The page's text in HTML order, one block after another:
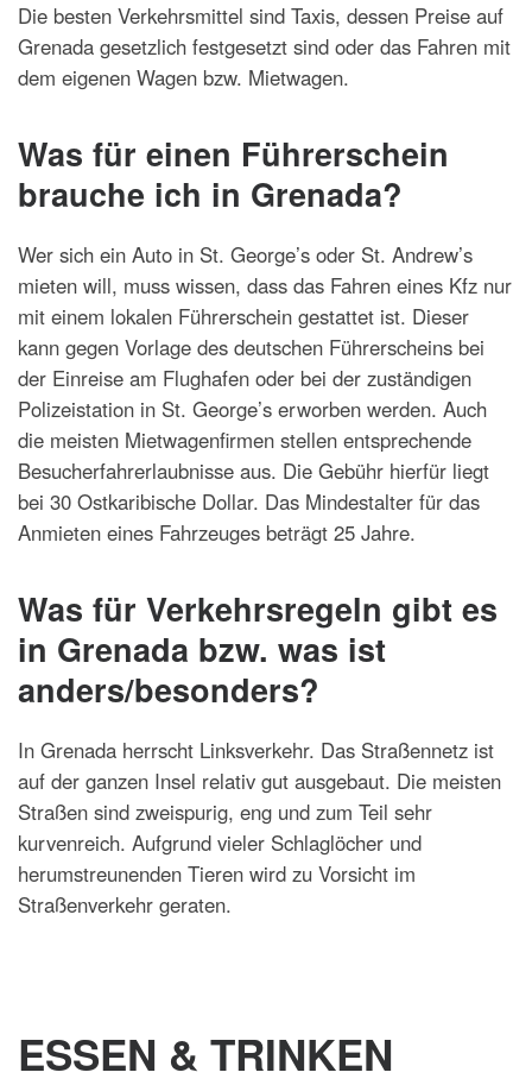
Die besten Verkehrsmittel sind Taxis, dessen Preise auf
Grenada gesetzlich festgesetzt sind oder das Fahren mit
dem eigenen Wagen bzw. Mietwagen.
Was für einen Führerschein
brauche ich in Grenada?
Wer sich ein Auto in St. George’s oder St. Andrew’s
mieten will, muss wissen, dass das Fahren eines Kfz nur
mit einem lokalen Führerschein gestattet ist. Dieser
kann gegen Vorlage des deutschen Führerscheins bei
der Einreise am Flughafen oder bei der zuständigen
Polizeistation in St. George’s erworben werden. Auch
die meisten Mietwagenfirmen stellen entsprechende
Besucherfahrerlaubnisse aus. Die Gebühr hierfür liegt
bei 30 Ostkaribische Dollar. Das Mindestalter für das
Anmieten eines Fahrzeuges beträgt 25 Jahre.
Was für Verkehrsregeln gibt es
in Grenada bzw. was ist
anders/besonders?
In Grenada herrscht Linksverkehr. Das Straßennetz ist
auf der ganzen Insel relativ gut ausgebaut. Die meisten
Straßen sind zweispurig, eng und zum Teil sehr
kurvenreich. Aufgrund vieler Schlaglöcher und
herumstreunenden Tieren wird zu Vorsicht im
Straßenverkehr geraten.
ESSEN & TRINKEN